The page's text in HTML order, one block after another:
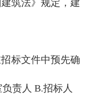
筑法》规定，建
标文件中预先确
责人 B.招标人